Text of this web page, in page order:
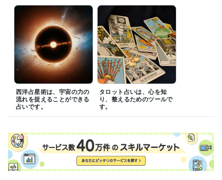
西洋占星術は、宇宙の力の
流れを捉えることができる
占いです。
タロット占いは、心を知
り、整えるためのツールで
す。